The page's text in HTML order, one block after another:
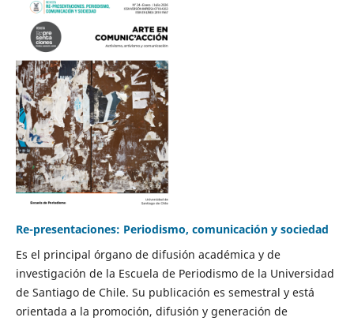
Re-presentaciones: Periodismo, comunicación y sociedad
Es el principal órgano de difusión académica y de
investigación de la Escuela de Periodismo de la Universidad
de Santiago de Chile. Su publicación es semestral y está
orientada a la promoción, difusión y generación de